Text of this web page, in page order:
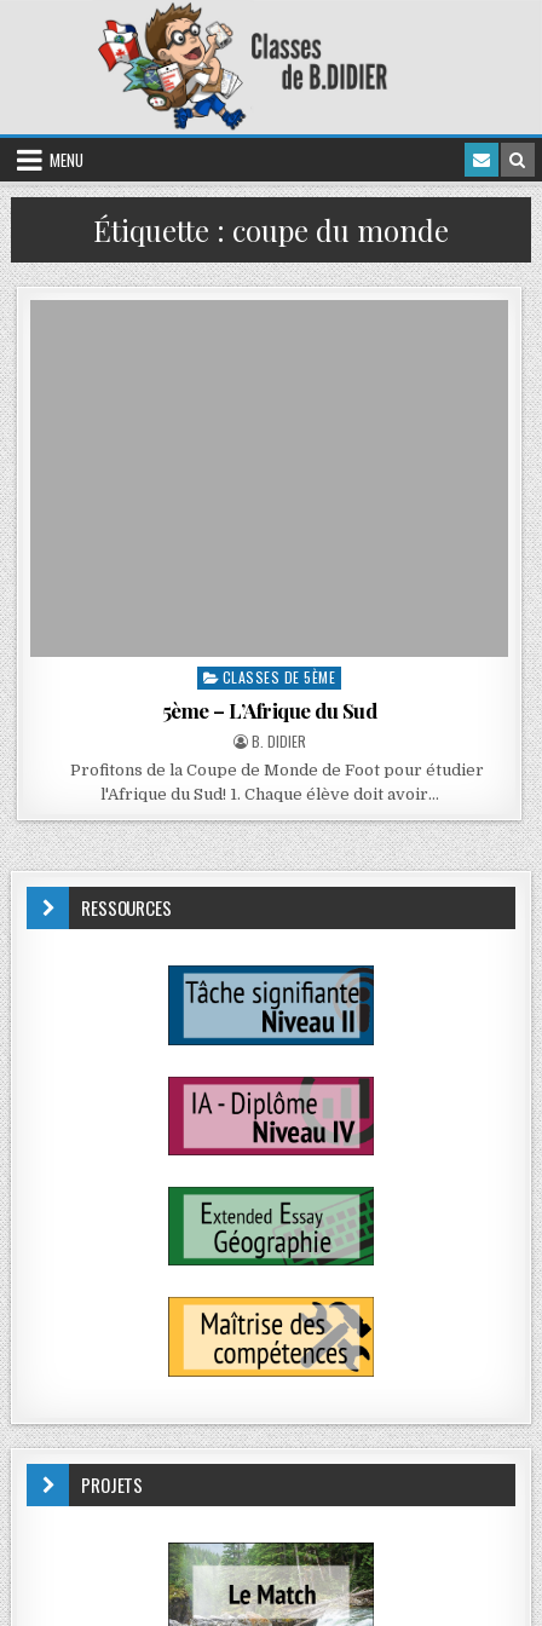
MENU
Étiquette : coupe du monde
CLASSES DE 5ÈME
5ème – L’Afrique du Sud
B. DIDIER
Profitons de la Coupe de Monde de Foot pour étudier
l'Afrique du Sud! 1. Chaque élève doit avoir…
RESSOURCES
PROJETS